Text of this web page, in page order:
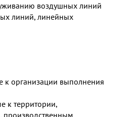
воздушных линий
линий, линейных
к организации выполнения
к территории,
производственным